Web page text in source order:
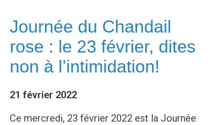
Journée du Chandail
rose : le 23 février, dites
non à l’intimidation!
21 février 2022
Ce mercredi, 23 février 2022 est la Journée